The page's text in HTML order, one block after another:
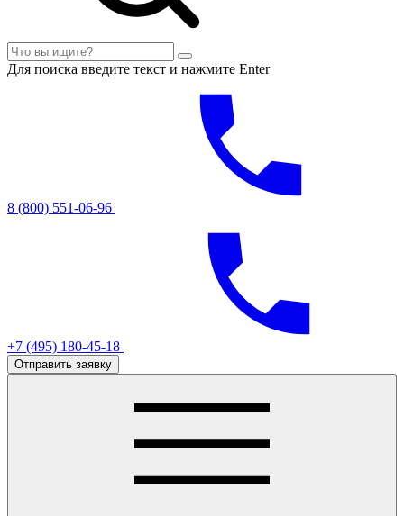
Для поиска введите текст и нажмите Enter
8 (800) 551-06-96
+7 (495) 180-45-18
Отправить заявку